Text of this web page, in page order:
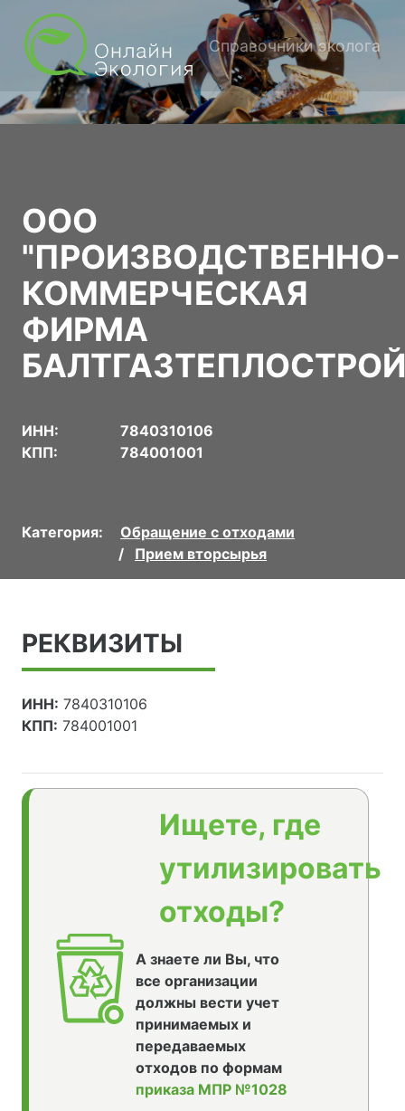
Справочники эколога
ООО
"ПРОИЗВОДСТВЕННО-
КОММЕРЧЕСКАЯ
ФИРМА
ИНН:
7840310106
КПП:
784001001
Категория:
Обращение с отходами
Прием вторсырья
РЕКВИЗИТЫ
ИНН: 7840310106
КПП: 784001001
Ищете, где
утилизировать
отходы?
А знаете ли Вы, что
все организации
должны вести учет
принимаемых и
передаваемых
отходов по формам
приказа МПР №1028